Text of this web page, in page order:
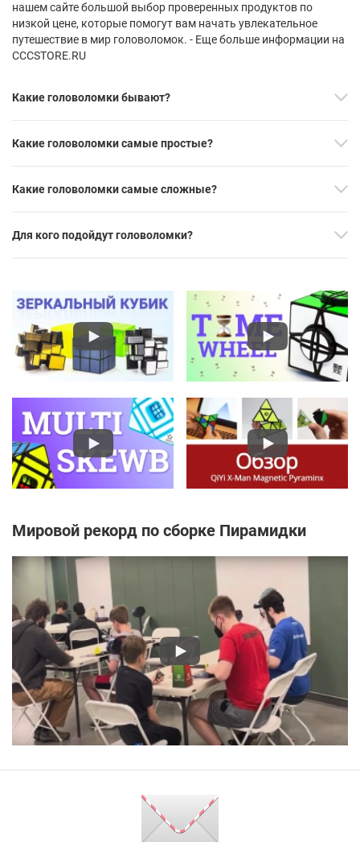
нашем сайте большой выбор проверенных продуктов по
низкой цене, которые помогут вам начать увлекательное
путешествие в мир головоломок. - Еще больше информации на
CCCSTORE.RU
Какие головоломки бывают?
Какие головоломки самые простые?
Какие головоломки самые сложные?
Для кого подойдут головоломки?
Мировой рекорд по сборке Пирамидки